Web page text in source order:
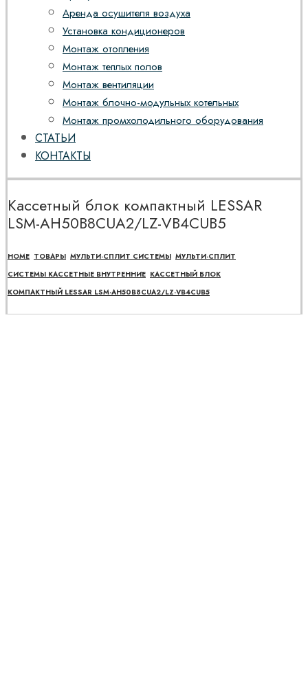
Аренда осушителя воздуха
Установка кондиционеров
Монтаж отопления
Монтаж теплых полов
Монтаж вентиляции
Монтаж блочно-модульных котельных
Монтаж промхолодильного оборудования
СТАТЬИ
КОНТАКТЫ
Кассетный блок компактный LESSAR
LSM-AH50B8CUA2/LZ-VB4CUB5
HOME ТОВАРЫ МУЛЬТИ-СПЛИТ СИСТЕМЫ МУЛЬТИ-СПЛИТ
СИСТЕМЫ КАССЕТНЫЕ ВНУТРЕННИЕ КАССЕТНЫЙ БЛОК
КОМПАКТНЫЙ LESSAR LSM-AH50B8CUA2/LZ-VB4CUB5